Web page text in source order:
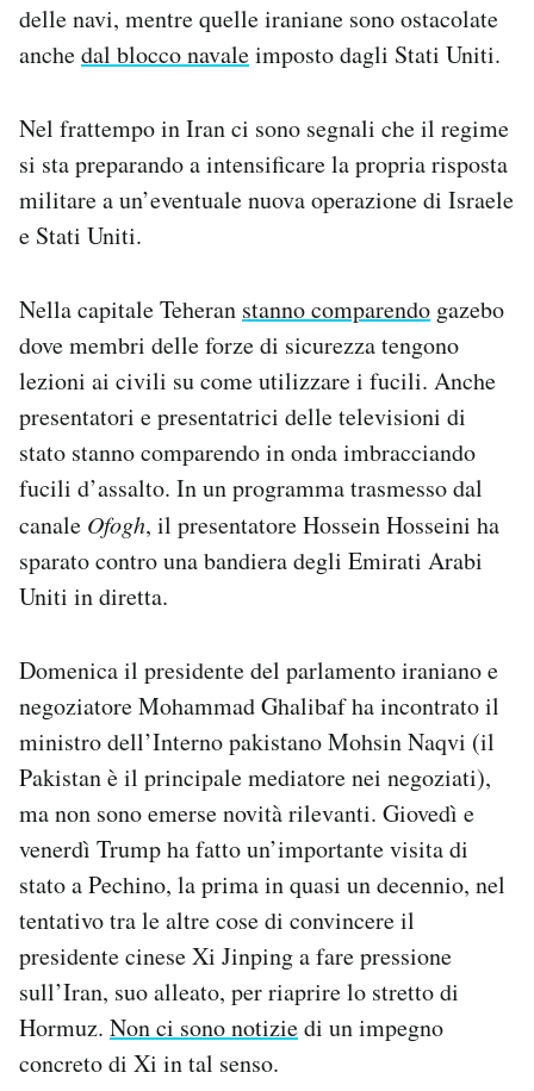
delle navi, mentre quelle iraniane sono ostacolate
anchedal blocco navaleimposto dagli Stati Uniti.
Nel frattempo in Iran ci sono segnali che il regime
si sta preparando a intensificare la propria risposta
militare a un’eventuale nuova operazione di Israele
e Stati Uniti.
Nella capitale Teheran stanno comparendo gazebo
dove membri delle forze di sicurezza tengono
lezioni ai civili su come utilizzare i fucili. Anche
presentatori e presentatrici delle televisioni di
stato stanno comparendo in onda imbracciando
fucili d’assalto. In un programma trasmesso dal
canale Ofogh, il presentatore Hossein Hosseini ha
sparato contro una bandiera degli Emirati Arabi
Uniti in diretta.
Domenica il presidente del parlamento iraniano e
negoziatore Mohammad Ghalibaf ha incontrato il
ministro dell’Interno pakistano Mohsin Naqvi (il
Pakistan è il principale mediatore nei negoziati),
ma non sono emerse novità rilevanti. Giovedì e
venerdì Trump ha fatto un’importante visita di
stato a Pechino, la prima in quasi un decennio, nel
tentativo tra le altre cose di convincere il
presidente cinese Xi Jinping a fare pressione
sull’Iran, suo alleato, per riaprire lo stretto di
Hormuz. Non ci sono notiziedi un impegno
concreto di Xi in tal senso.